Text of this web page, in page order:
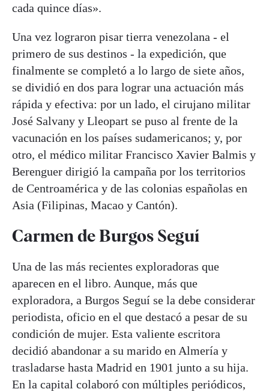
cada quince días».
Una vez lograron pisar tierra venezolana - el
primero de sus destinos - la expedición, que
finalmente se completó a lo largo de siete años,
se dividió en dos para lograr una actuación más
rápida y efectiva: por un lado, el cirujano militar
José Salvany y Lleopart se puso al frente de la
vacunación en los países sudamericanos; y, por
otro, el médico militar Francisco Xavier Balmis y
Berenguer dirigió la campaña por los territorios
de Centroamérica y de las colonias españolas en
Asia (Filipinas, Macao y Cantón).
Carmen de Burgos Seguí
Una de las más recientes exploradoras que
aparecen en el libro. Aunque, más que
exploradora, a Burgos Seguí se la debe considerar
periodista, oficio en el que destacó a pesar de su
condición de mujer. Esta valiente escritora
decidió abandonar a su marido en Almería y
trasladarse hasta Madrid en 1901 junto a su hija.
En la capital colaboró con múltiples periódicos,